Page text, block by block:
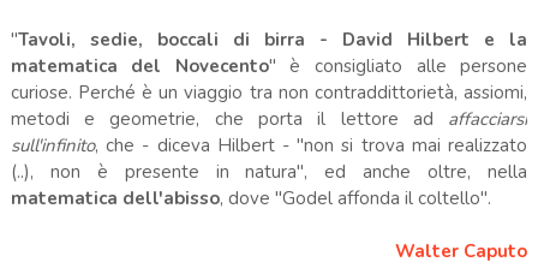
"Tavoli, sedie, boccali di birra - David Hilbert e la
matematica del Novecento" è consigliato alle persone
curiose. Perché è un viaggio tra non contraddittorietà, assiomi,
metodi e geometrie, che porta il lettore ad affacciarsi
sull'infinito, che - diceva Hilbert - "non si trova mai realizzato
(..), non è presente in natura", ed anche oltre, nella
matematica dell'abisso, dove "Godel affonda il coltello".
Walter Caputo